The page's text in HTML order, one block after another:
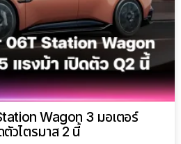
Wagon 3 มอเตอร์
ตัวไตรมาส 2 นี้